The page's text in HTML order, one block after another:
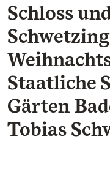
Schloss
Staatliche
Gärten
Tobias